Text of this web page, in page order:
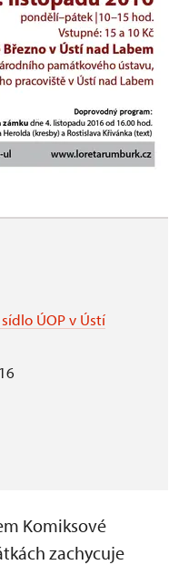
ÚOP v Ústí
Komiksové
zachycuje